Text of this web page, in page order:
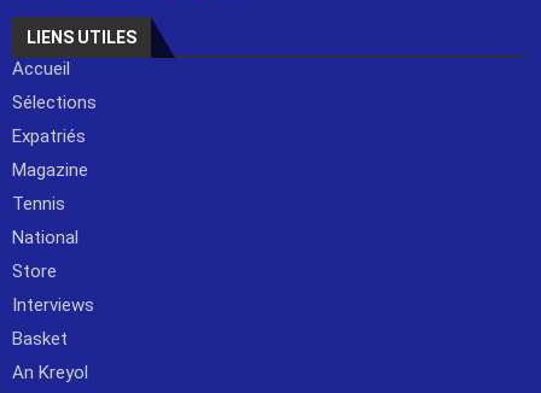
LIENS UTILES
Accueil
Sélections
Expatriés
Magazine
Tennis
National
Store
Interviews
Basket
An Kreyol